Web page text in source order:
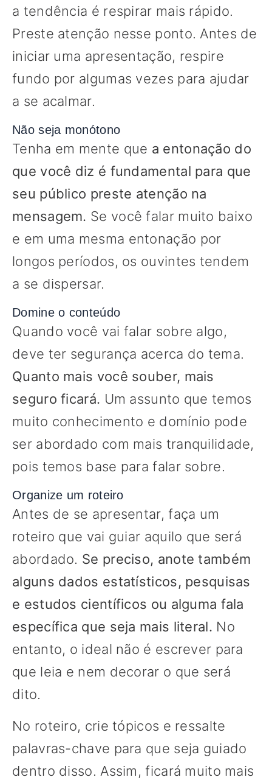
a tendência é respirar mais rápido.
Preste atenção nesse ponto. Antes de
iniciar uma apresentação, respire
fundo por algumas vezes para ajudar
a se acalmar.
Não seja monótono
Tenha em mente que a entonação do
que você diz é fundamental para que
seu público preste atenção na
mensagem. Se você falar muito baixo
e em uma mesma entonação por
longos períodos, os ouvintes tendem
a se dispersar.
Domine o conteúdo
Quando você vai falar sobre algo,
deve ter segurança acerca do tema.
Quanto mais você souber, mais
seguro ficará. Um assunto que temos
muito conhecimento e domínio pode
ser abordado com mais tranquilidade,
pois temos base para falar sobre.
Organize um roteiro
Antes de se apresentar, faça um
roteiro que vai guiar aquilo que será
abordado. Se preciso, anote também
alguns dados estatísticos, pesquisas
e estudos científicos ou alguma fala
específica que seja mais literal. No
entanto, o ideal não é escrever para
que leia e nem decorar o que será
dito.
No roteiro, crie tópicos e ressalte
palavras-chave para que seja guiado
dentro disso. Assim, ficará muito mais